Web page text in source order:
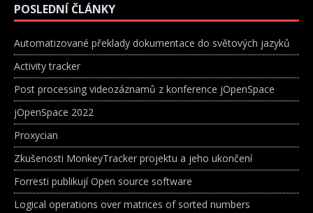
POSLEDNÍ ČLÁNKY
Automatizované překlady dokumentace do světových jazyků
Activity tracker
Post processing videozáznamů z konference jOpenSpace
jOpenSpace 2022
Proxycian
Zkušenosti MonkeyTracker projektu a jeho ukončení
Forresti publikují Open source software
Logical operations over matrices of sorted numbers